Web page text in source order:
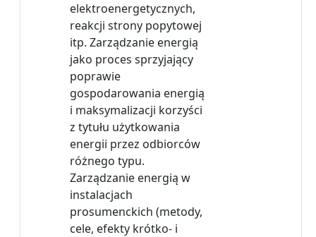
elektroenergetycznych,
reakcji strony popytowej
itp. Zarządzanie energią
jako proces sprzyjający
poprawie
gospodarowania energią
i maksymalizacji korzyści
z tytułu użytkowania
energii przez odbiorców
różnego typu.
Zarządzanie energią w
instalacjach
prosumenckich (metody,
cele, efekty krótko- i